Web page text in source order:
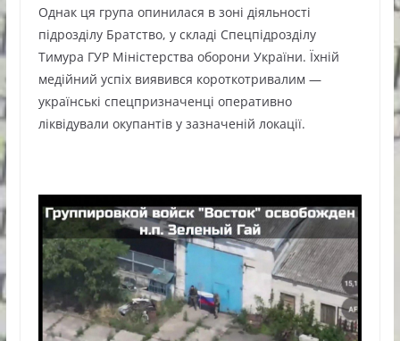
Однак ця група опинилася в зоні діяльності
підрозділу Братство, у складі Спецпідрозділу
Тимура ГУР Міністерства оборони України. Їхній
медійний успіх виявився короткотривалим —
українські спецпризначенці оперативно
ліквідували окупантів у зазначеній локації.